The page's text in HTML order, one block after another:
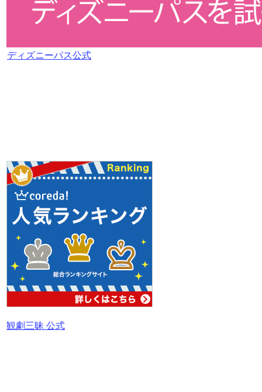
ディズニーパス公式
観劇三昧 公式